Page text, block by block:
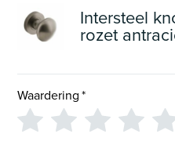
Intersteel
rozet
Waardering*